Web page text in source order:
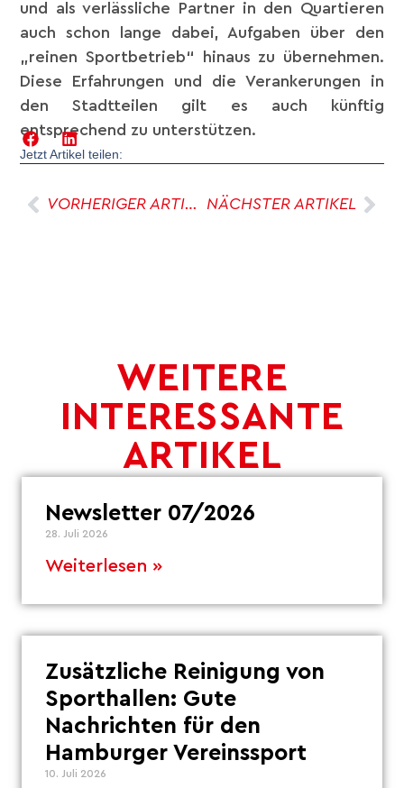
und als verlässliche Partner in den Quartieren
auch schon lange dabei, Aufgaben über den
„reinen Sportbetrieb“ hinaus zu übernehmen.
Diese Erfahrungen und die Verankerungen in
den Stadtteilen gilt es auch künftig
entsprechend zu unterstützen.
Jetzt Artikel teilen:
VORHERIGER ARTIKEL NÄCHSTER ARTIKEL
WEITERE
INTERESSANTE
ARTIKEL
Newsletter 07/2026
28. Juli 2026
Weiterlesen »
Zusätzliche Reinigung von
Sporthallen: Gute
Nachrichten für den
Hamburger Vereinssport
10. Juli 2026